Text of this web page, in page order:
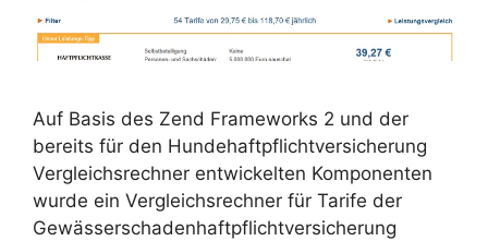
Auf Basis des Zend Frameworks 2 und der
bereits für den Hundehaftpflichtversicherung
Vergleichsrechner entwickelten Komponenten
wurde ein Vergleichsrechner für Tarife der
Gewässerschadenhaftpflichtversicherung